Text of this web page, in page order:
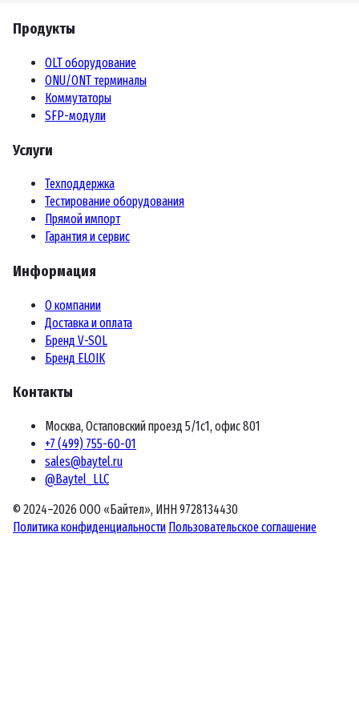
Продукты
OLT оборудование
ONU/ONT терминалы
Коммутаторы
SFP-модули
Услуги
Техподдержка
Тестирование оборудования
Прямой импорт
Гарантия и сервис
Информация
О компании
Доставка и оплата
Бренд V-SOL
Бренд ELOIK
Контакты
Москва, Остаповский проезд 5/1с1, офис 801
+7 (499) 755-60-01
sales@baytel.ru
@Baytel_LLC
© 2024–2026 ООО «Байтел», ИНН 9728134430
Политика конфиденциальности Пользовательское соглашение